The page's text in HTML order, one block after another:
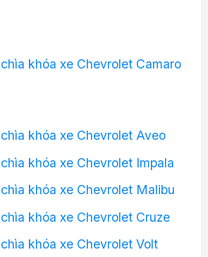
khóa xe Chevrolet Camaro
khóa xe Chevrolet Aveo
khóa xe Chevrolet Impala
khóa xe Chevrolet Malibu
khóa xe Chevrolet Cruze
khóa xe Chevrolet Volt